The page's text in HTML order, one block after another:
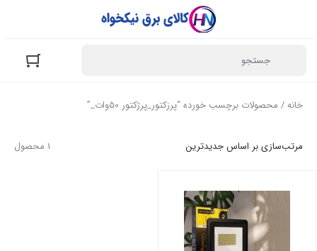
خانه/ محصولات برچسب خورده “پرزکتور_پرژکتور 50وات_”
1 محصول مرتب‌سازی بر اساس جدیدترین